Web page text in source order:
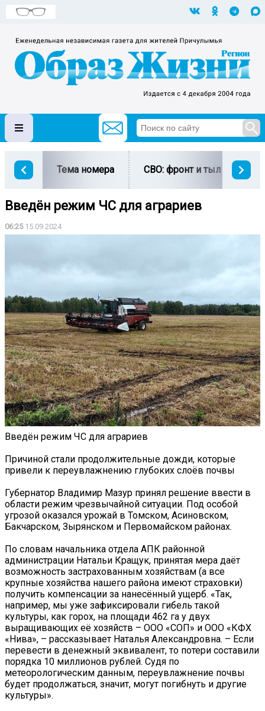
Тема номера СВО: фронт и тыл
Введён режим ЧС для аграриев
06:2515.09.2024
Введён режим ЧС для аграриев
Причиной стали продолжительные дожди, которые
привели к переувлажнению глубоких слоёв почвы
Губернатор Владимир Мазур принял решение ввести в
области режим чрезвычайной ситуации. Под особой
угрозой оказался урожай в Томском, Асиновском,
Бакчарском, Зырянском и Первомайском районах.
По словам начальника отдела АПК районной
администрации Натальи Кращук, принятая мера даёт
возможность застрахованным хозяйствам (а все
крупные хозяйства нашего района имеют страховки)
получить компенсации за нанесённый ущерб. «Так,
например, мы уже зафиксировали гибель такой
культуры, как горох, на площади 462 га у двух
выращивающих её хозяйств – ООО «СОП» и ООО «КФХ
«Нива», – рассказывает Наталья Александровна. – Если
перевести в денежный эквивалент, то потери составили
порядка 10 миллионов рублей. Судя по
метеорологическим данным, переувлажнение почвы
будет продолжаться, значит, могут погибнуть и другие
культуры».